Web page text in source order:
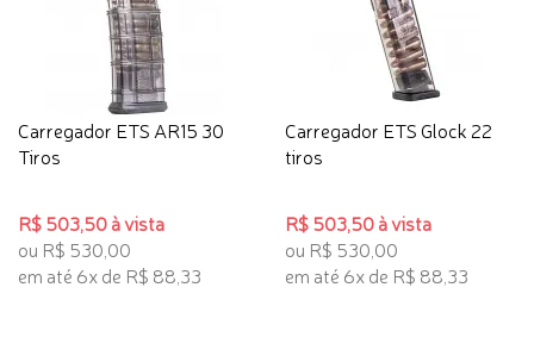
Carregador ETS AR15 30
Tiros
R$ 503,50 à vista
ou R$ 530,00
em até 6x de R$ 88,33
Carregador ETS Glock 22
tiros
R$ 503,50 à vista
ou R$ 530,00
em até 6x de R$ 88,33